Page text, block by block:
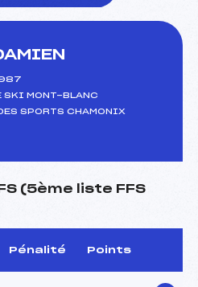
SKI MONT-BLANC
SPORTS CHAMONIX
(5ème liste FFS
Pénalité Points